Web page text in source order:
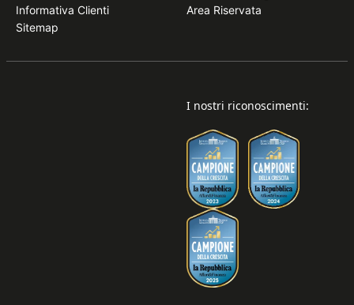
Informativa Clienti
Sitemap
Area Riservata
I nostri riconoscimenti: